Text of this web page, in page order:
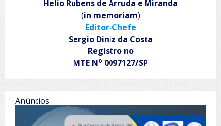
Helio Rubens de Arruda e Miranda
(in memoriam)
Editor-Chefe
Sergio Diniz da Costa
Registro no
MTE No 0097127/SP
Anúncios